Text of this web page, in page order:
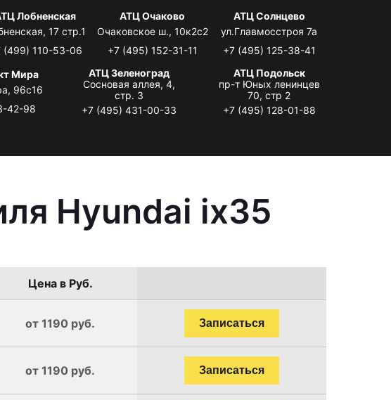
Лобненская
17 стр.1
(499) 110-53-06
АТЦ Очаково
Очаковское ш., 10к2с2
+7 (495) 152-31-11
АТЦ Солнцево
ул.Главмосстроя 7а
+7 (495) 125-38-41
Мира
96с16
42-98
АТЦ Зеленоград
Сосновая аллея, 4,
стр. 3
+7 (495) 431-00-33
АТЦ Подольск
пр-т Юных ленинцев
70, стр 2
+7 (495) 128-01-88
Hyundai ix35
Цена в Руб.
от 1190 руб. Записаться
от 1190 руб. Записаться